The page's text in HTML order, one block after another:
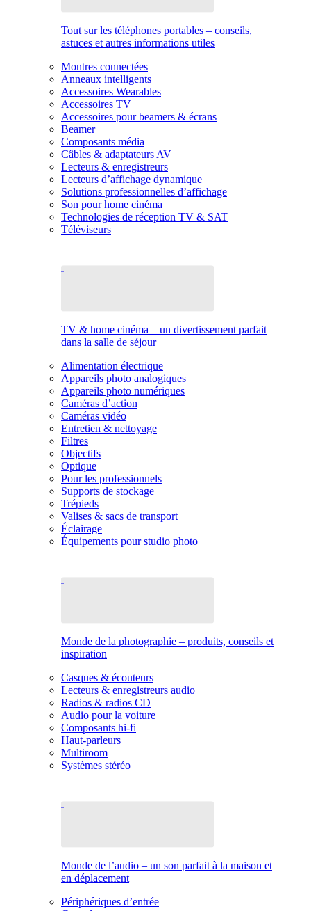
Tout sur les téléphones portables – conseils,
astuces et autres informations utiles
Montres connectées
Anneaux intelligents
Accessoires Wearables
Accessoires TV
Accessoires pour beamers & écrans
Beamer
Composants média
Câbles & adaptateurs AV
Lecteurs & enregistreurs
Lecteurs d’affichage dynamique
Solutions professionnelles d’affichage
Son pour home cinéma
Technologies de réception TV & SAT
Téléviseurs
TV & home cinéma – un divertissement parfait
dans la salle de séjour
Alimentation électrique
Appareils photo analogiques
Appareils photo numériques
Caméras d’action
Caméras vidéo
Entretien & nettoyage
Filtres
Objectifs
Optique
Pour les professionnels
Supports de stockage
Trépieds
Valises & sacs de transport
Éclairage
Équipements pour studio photo
Monde de la photographie – produits, conseils et
inspiration
Casques & écouteurs
Lecteurs & enregistreurs audio
Radios & radios CD
Audio pour la voiture
Composants hi-fi
Haut-parleurs
Multiroom
Systèmes stéréo
Monde de l’audio – un son parfait à la maison et
en déplacement
Périphériques d’entrée